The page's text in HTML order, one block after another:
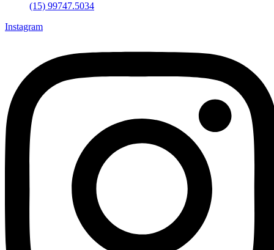
(15) 99747.5034
Instagram